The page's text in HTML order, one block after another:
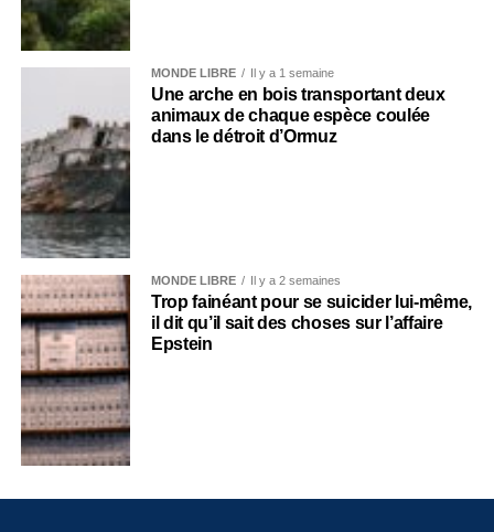
MONDE LIBRE Il y a 1 semaine
Une arche en bois transportant deux
animaux de chaque espèce coulée
dans le détroit d’Ormuz
MONDE LIBRE Il y a 2 semaines
Trop fainéant pour se suicider lui-même,
il dit qu’il sait des choses sur l’affaire
Epstein